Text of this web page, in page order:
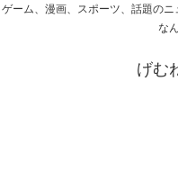
ゲーム、漫画、スポーツ、話題の
な
げむ